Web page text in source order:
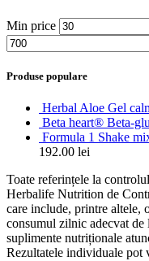
Min price
Produse populare
Herbal Aloe Gel
Beta heart® Beta-
Formula 1 Shake
192.00 lei
Toate referințele la
Herbalife Nutrition de
care include, printre altele,
consumul zilnic adecvat de
suplimente nutriționale
Rezultatele individuale pot